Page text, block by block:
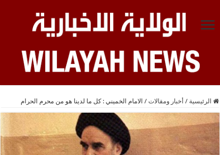
الرئيسية / أخبار ومقالات / الامام الخميني : كل ما لدينا هو من محرم الحرام